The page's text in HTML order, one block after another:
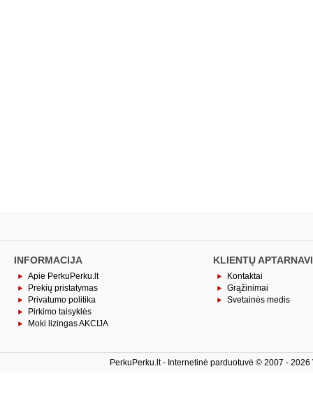
INFORMACIJA
Apie PerkuPerku.lt
Prekių pristatymas
Privatumo politika
Pirkimo taisyklės
Moki lizingas AKCIJA
KLIENTŲ
Kontaktai
Grąžinimai
Svetainės medis
PerkuPerku.lt - Internetinė parduotuvė © 2007 -